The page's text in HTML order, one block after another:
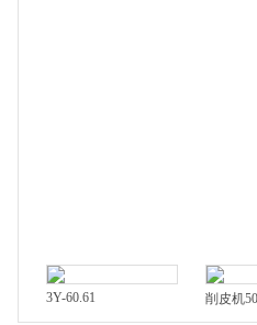
3Y-60.61 削皮机